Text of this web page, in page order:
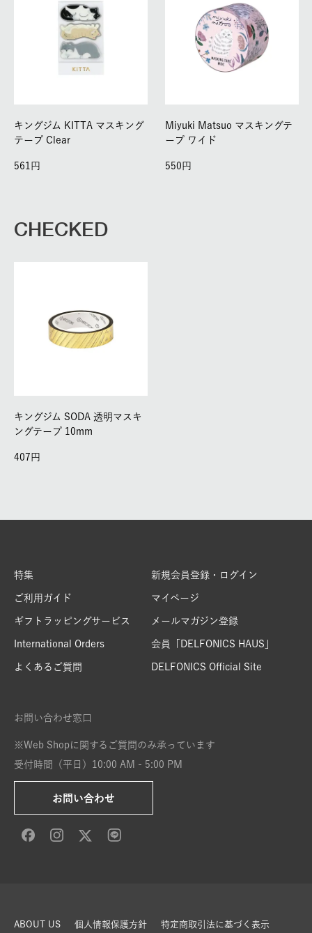
キングジム KITTA マスキング
テープ Clear
561
Miyuki Matsuo マスキングテ
ープ ワイド
550
CHECKED
キングジム SODA 透明マスキ
ングテープ 10mm
407
特集
ご利用ガイド
ギフトラッピングサービス
International Orders
よくあるご質問
新規会員登録・ログイン
マイページ
メールマガジン登録
会員「DELFONICS HAUS」
DELFONICS Official Site
お問い合わせ窓口
※Web Shopに関するご質問のみ承っています
受付時間（平日）10:00 AM - 5:00 PM
お問い合わせ
ABOUT US 個人情報保護方針 特定商取引法に基づく表示